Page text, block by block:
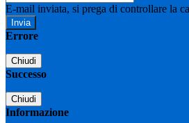
E-mail inviata, si prega di controllare la
Errore
Chiudi
Successo
Chiudi
Informazione